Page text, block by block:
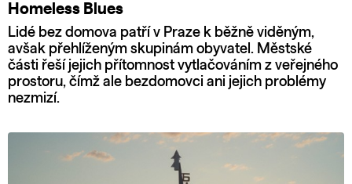
Homeless Blues
Lidé bez domova patří v Praze k běžně viděným,
avšak přehlíženým skupinám obyvatel. Městské
části řeší jejich přítomnost vytlačováním z veřejného
prostoru, čímž ale bezdomovci ani jejich problémy
nezmizí.